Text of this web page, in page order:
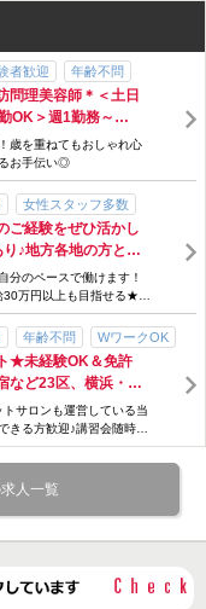
者歓迎
年齢不問
歓迎
パパ・ママ在籍
社会保険完備
車・バイクOK
までに退社できる 急募
問理美容師＊＜土日
OK＞週1勤務～
Wワークも可能！
歳を重ねてもおしゃれ心
お手伝い◎
女性スタッフ多数
歩合・インセンティブあり
アットホーム
ご経験をぜひ活かし
♪地方各地の方との
イベントでお客様に
カラーやパーマの
ません♪
分のペースで働けます！
30万円以上も目指せる★安
年齢不問
WワークOK
★未経験OK＆免許
など23区、横浜・大
同時募集★
サロンも運営している当
る方歓迎♪講習会随時開
人一覧